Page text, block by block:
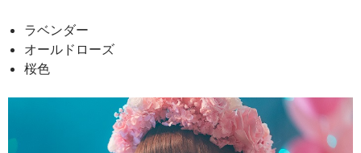
ラベンダー
オールドローズ
桜色